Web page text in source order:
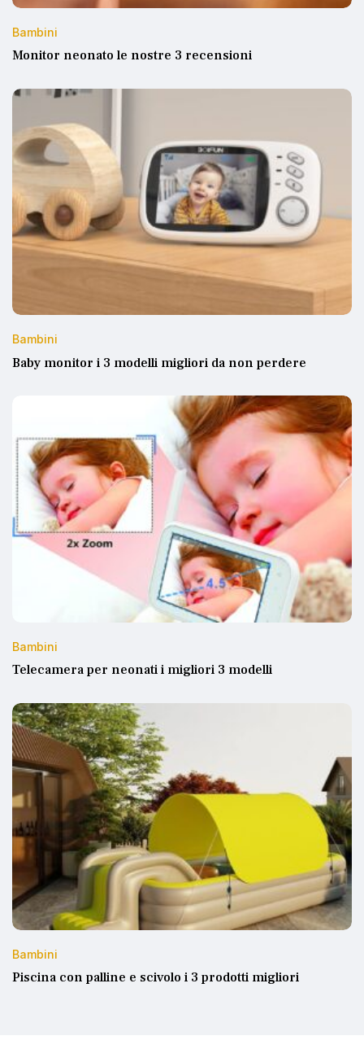
Bambini
Monitor neonato le nostre 3 recensioni
Bambini
Baby monitor i 3 modelli migliori da non perdere
Bambini
Telecamera per neonati i migliori 3 modelli
Bambini
Piscina con palline e scivolo i 3 prodotti migliori